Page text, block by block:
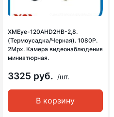
XMEye-120AHD2HB-2,8.
(Термоусадка/Черная). 1080P.
2Mpx. Камера видеонаблюдения
миниатюрная.
3325 руб. /шт.
В корзину